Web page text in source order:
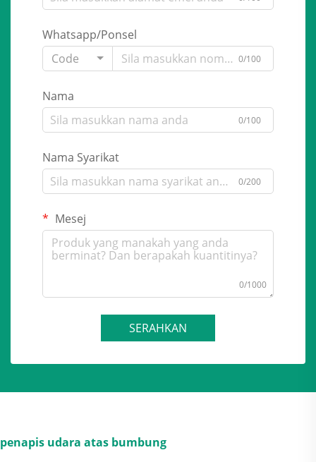
Whatsapp/Ponsel
Code
0/100
Nama
0/100
Nama Syarikat
0/200
Mesej
0/1000
SERAHKAN
penapis udara atas bumbung